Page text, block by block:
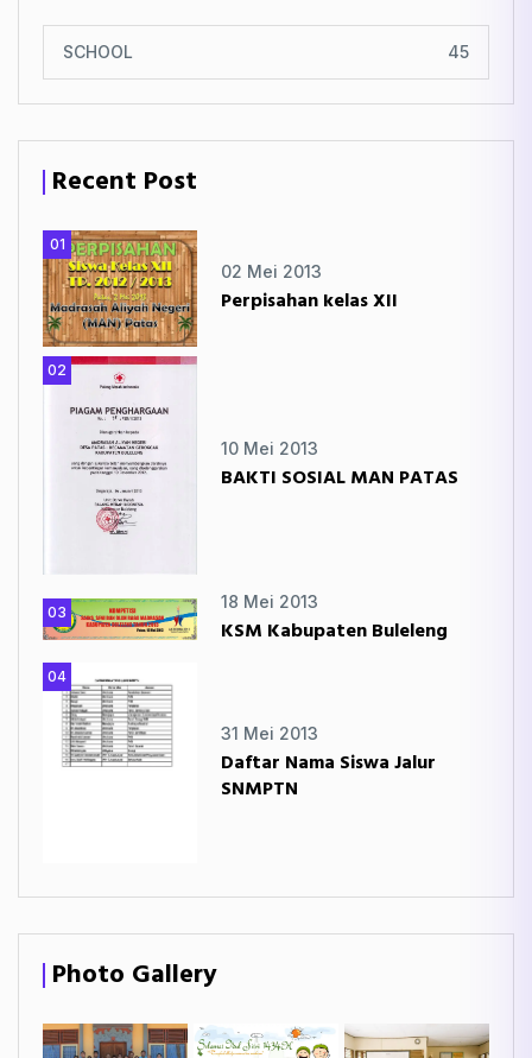
SCHOOL 45
Recent Post
01
02 Mei 2013
Perpisahan kelas XII
02
10 Mei 2013
BAKTI SOSIAL MAN PATAS
03
18 Mei 2013
KSM Kabupaten Buleleng
04
31 Mei 2013
Daftar Nama Siswa Jalur
SNMPTN
Photo Gallery